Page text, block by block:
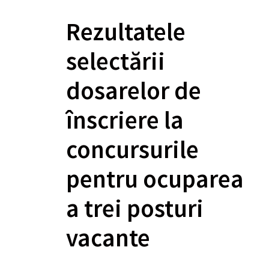
Rezultatele
selectării
dosarelor de
înscriere la
concursurile
pentru ocuparea
a trei posturi
vacante